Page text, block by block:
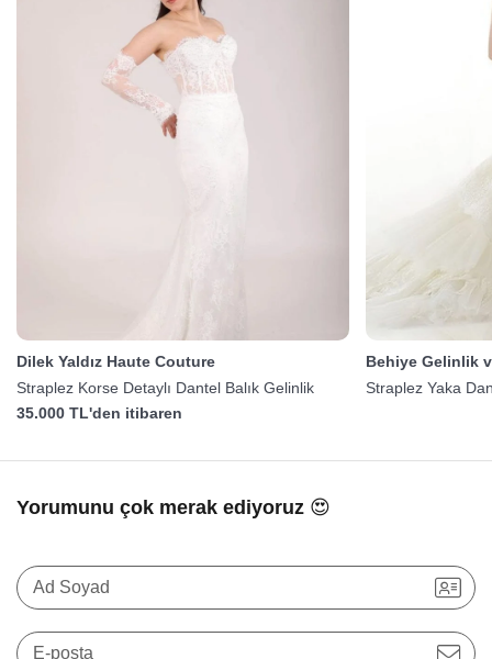
Dilek Yaldız Haute Couture
Straplez Korse Detaylı Dantel Balık Gelinlik
35.000 TL'den itibaren
Behiye Gelinlik
Straplez Yaka
Yorumunu çok merak ediyoruz 😍
Ad Soyad
E-posta